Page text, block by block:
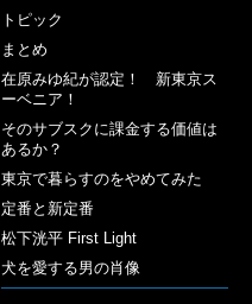
トピック
まとめ
在原みゆ紀が認定！ 新東京ス
ーベニア！
そのサブスクに課金する価値は
あるか？
東京で暮らすのをやめてみた
定番と新定番
松下洸平 First Light
犬を愛する男の肖像